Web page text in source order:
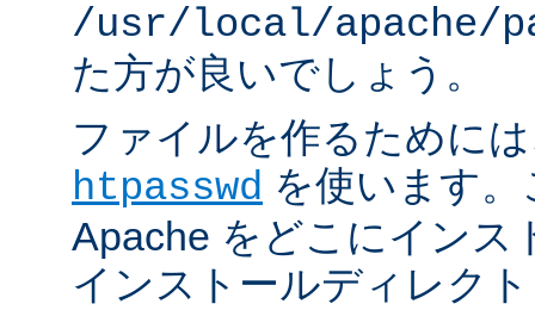
/usr/local/apache/
た方が良いでしょう。
ファイルを作るために
htpasswd を使います
Apache をどこにインス
インストールディレク